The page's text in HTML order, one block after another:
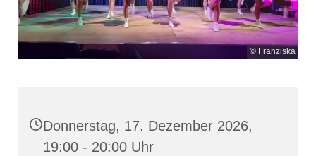
© Franziska
Donnerstag, 17. Dezember 2026,
19:00 - 20:00 Uhr